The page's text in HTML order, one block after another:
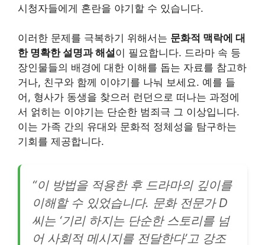
시청자들에게 혼란을 야기할 수 있습니다.
이러한 문제를 극복하기 위해서는 문화적 맥락에 대
한 명확한 설명과 해설이 필요합니다. 드라마 속 등
장인물들의 배경에 대한 이해를 돕는 자료를 참고하
거나, 친구와 함께 이야기를 나눠 보세요. 예를 들
어, 형사가 동생을 찾으러 런던으로 떠나는 과정에
서 얽히는 이야기는 단순한 범죄극 그 이상입니다.
이는 가족 간의 유대와 문화적 정체성을 탐구하는
기회를 제공합니다.
“이 방법을 적용한 후 드라마의 깊이를
이해할 수 있었습니다. 문화 전문가 D
씨는 ‘기리 하지는 단순한 스토리를 넘
어 사회적 메시지를 전달한다’고 강조